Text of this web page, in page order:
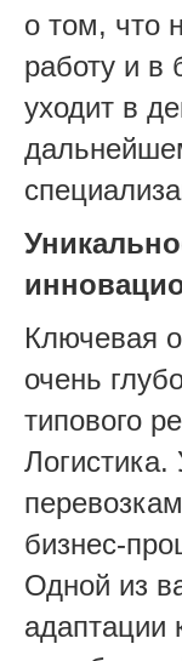
о том, что
работу и в
уходит в
Ключевая
очень
типового
Логистика.
бизнес-
Одной из
адаптации